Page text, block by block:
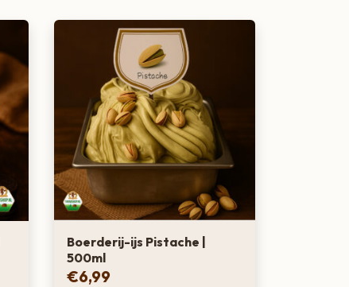
Boerderij-ijs Pistache |
500ml
€6,99